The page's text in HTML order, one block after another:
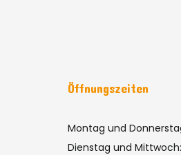
Öffnungszeiten
Montag und
Dienstag und Mittwoch: